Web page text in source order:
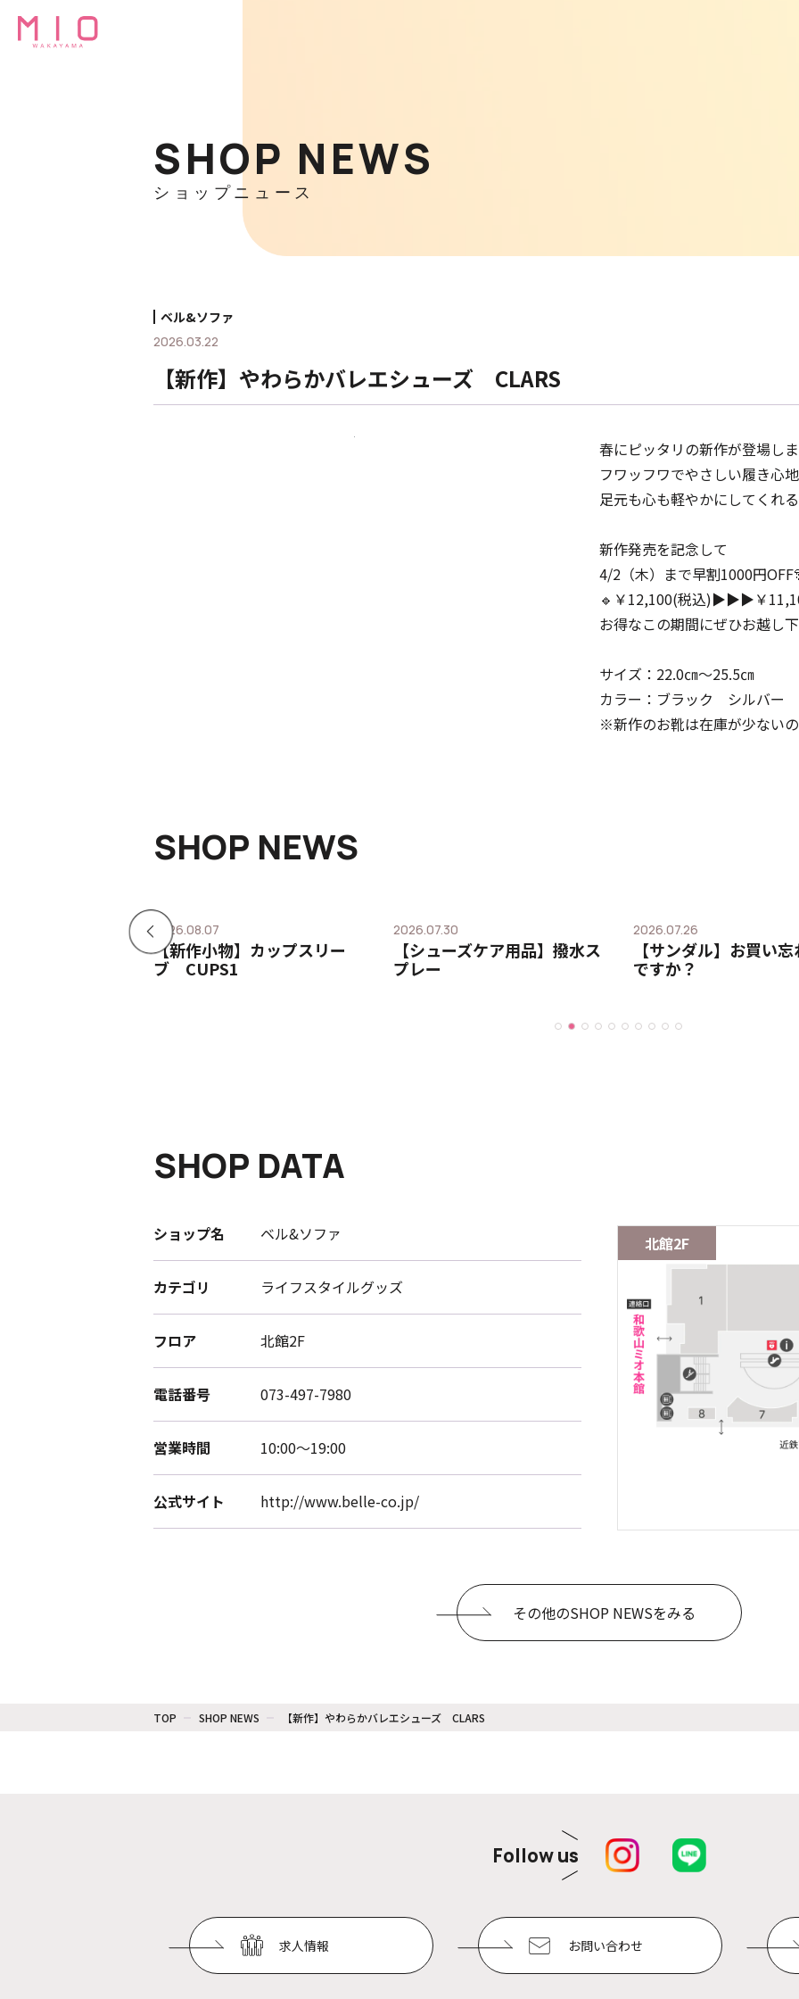
SHOP NEWS
ショップニュース
ベル&ソファ
2026.03.22
【新作】やわらかバレエシューズ CLARS
春にピッタリの新作が登場し
フワッフワでやさしい履き心地
足元も心も軽やかにしてくれ
新作発売を記念して
4/2（木）まで早割1000円
🔹￥12,100(税込)▶▶▶￥
お得なこの期間にぜひお越し
サイズ：22.0㎝～25.5㎝
カラー：ブラック シルバー
※新作のお靴は在庫が少ない
SHOP NEWS
2026.08.07
【新作小物】カップスリー
ブ CUPS1
2026.07.30
【シューズケア用品】撥水ス
プレー
2026.07.26
【サンダル】お買い
ですか？
SHOP DATA
ショップ名 ベル&ソファ
カテゴリ ライフスタイルグッズ
フロア 北館2F
電話番号 073-497-7980
営業時間 10:00～19:00
公式サイト http://www.belle-co.jp/
北館2F
その他のSHOP NEWSをみる
TOP SHOP NEWS 【新作】やわらかバレエシューズ CLARS
Follow us
求人情報 お問い合わせ